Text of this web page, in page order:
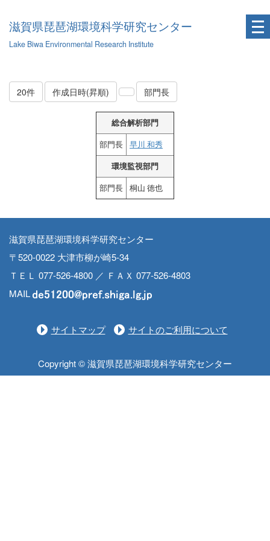
滋賀県琵琶湖環境科学研究センター
Lake Biwa Environmental Research Institute
20件 作成日時(昇順) 部門長
総合解析部門
部門長
早川 和秀
環境監視部門
部門長
桐山 徳也
滋賀県琵琶湖環境科学研究センター
〒520-0022 大津市柳が崎5-34
ＴＥＬ 077-526-4800 ／ ＦＡＸ 077-526-4803
MAIL
サイトマップ サイトのご利用について
Copyright © 滋賀県琵琶湖環境科学研究センター